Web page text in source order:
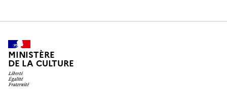
MINISTÈRE
DE LA CULTURE